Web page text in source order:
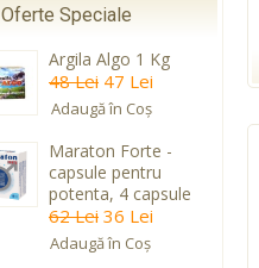
Oferte Speciale
Argila Algo 1 Kg
48 Lei 47 Lei
Adaugă în Coş
Maraton Forte -
capsule pentru
potenta, 4 capsule
62 Lei 36 Lei
Adaugă în Coş